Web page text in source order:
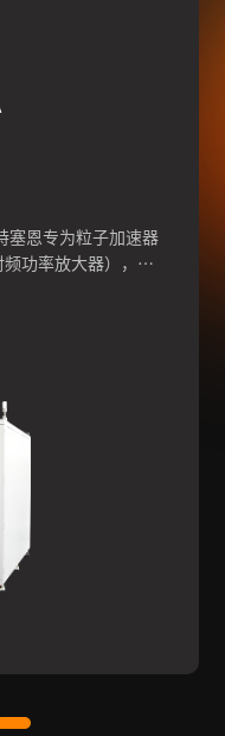
塞恩专为粒子加速器
功率放大器），此
馈控制，进一步提